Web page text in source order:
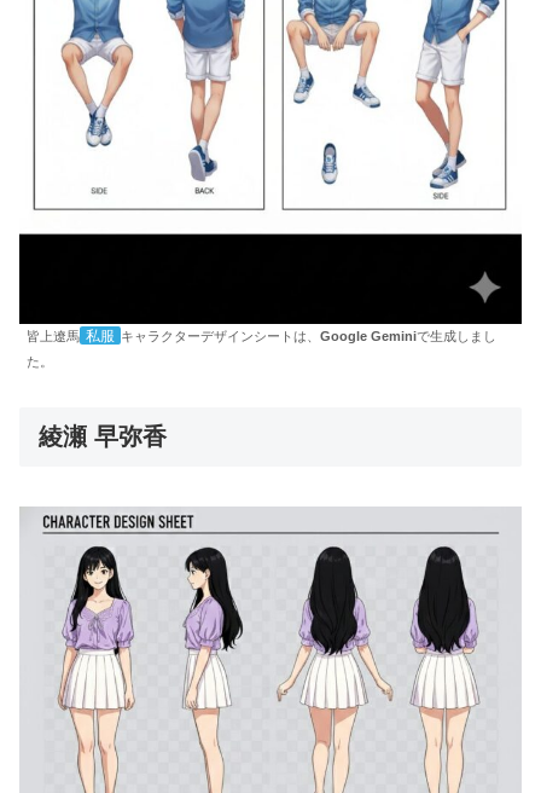
皆上遼馬 私服 キャラクターデザインシートは、 Google Geminiで生成しまし
た。
綾瀬 早弥香